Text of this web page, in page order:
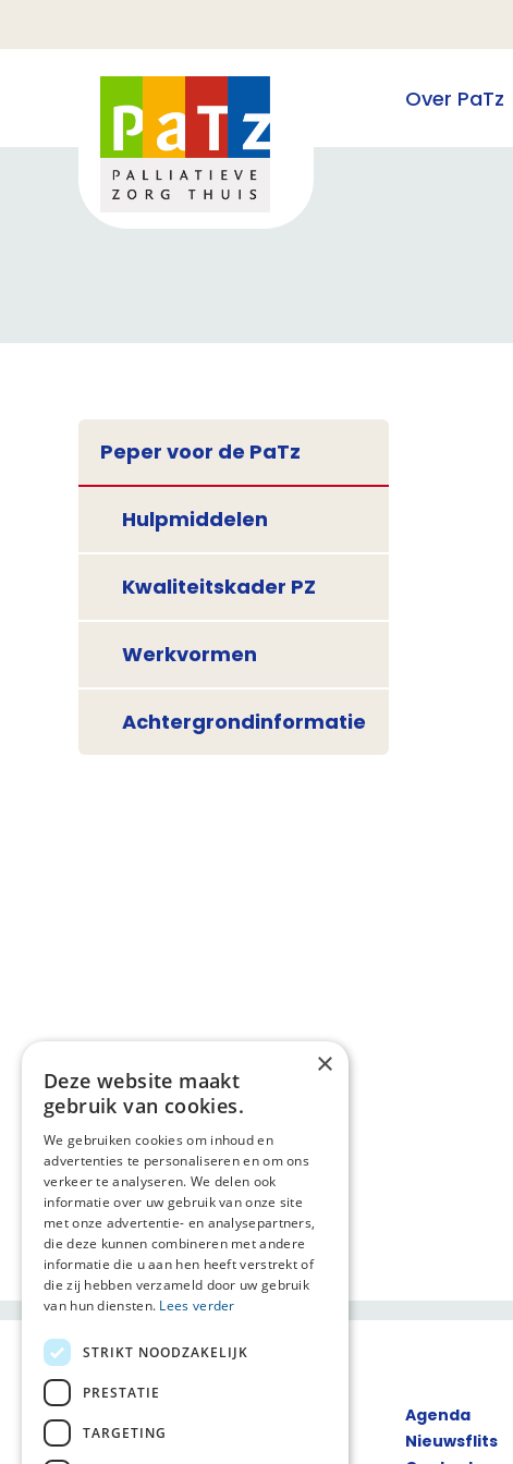
Over PaTz
Peper voor de PaTz
Hulpmiddelen
Kwaliteitskader PZ
Werkvormen
Achtergrondinformatie
Agenda
Nieuwsflits
×
Deze website maakt
gebruik van cookies.
We gebruiken cookies om inhoud en
advertenties te personaliseren en om ons
verkeer te analyseren. We delen ook
informatie over uw gebruik van onze site
met onze advertentie- en analysepartners,
die deze kunnen combineren met andere
informatie die u aan hen heeft verstrekt of
die zij hebben verzameld door uw gebruik
van hun diensten. Lees verder
STRIKT NOODZAKELIJK
PRESTATIE
TARGETING